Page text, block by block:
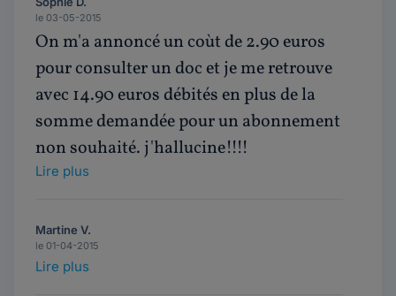
le 03-05-2015
On m'a annoncé un coùt de 2.90 euros
pour consulter un doc et je me retrouve
avec 14.90 euros débités en plus de la
somme demandée pour un abonnement
non souhaité. j'hallucine!!!!
Lire plus
Martine V.
le 01-04-2015
Lire plus